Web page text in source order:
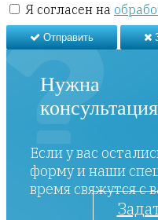
Я согласен на
Отправить
Нужна
Если у вас
форму и наши
время свяжутся с